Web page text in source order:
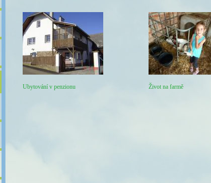
Ubytování v penzionu Život na farmě